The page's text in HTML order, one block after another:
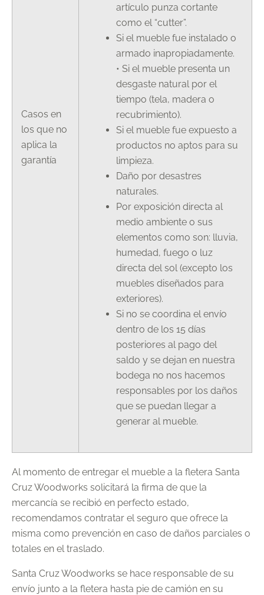
Casos en
los que no
aplica la
garantía
artículo punza cortante
como el “cutter”.
Si el mueble fue instalado o
armado inapropiadamente.
• Si el mueble presenta un
desgaste natural por el
tiempo (tela, madera o
recubrimiento).
Si el mueble fue expuesto a
productos no aptos para su
limpieza.
Daño por desastres
naturales.
Por exposición directa al
medio ambiente o sus
elementos como son: lluvia,
humedad, fuego o luz
directa del sol (excepto los
muebles diseñados para
exteriores).
Si no se coordina el envío
dentro de los 15 días
posteriores al pago del
saldo y se dejan en nuestra
bodega no nos hacemos
responsables por los daños
que se puedan llegar a
generar al mueble.
Al momento de entregar el mueble a la fletera Santa
Cruz Woodworks solicitará la firma de que la
mercancía se recibió en perfecto estado,
recomendamos contratar el seguro que ofrece la
misma como prevención en caso de daños parciales o
totales en el traslado.
Santa Cruz Woodworks se hace responsable de su
envío junto a la fletera hasta pie de camión en su